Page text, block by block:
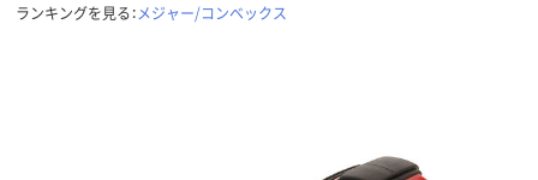
ランキングを見る：メジャー/コンベックス